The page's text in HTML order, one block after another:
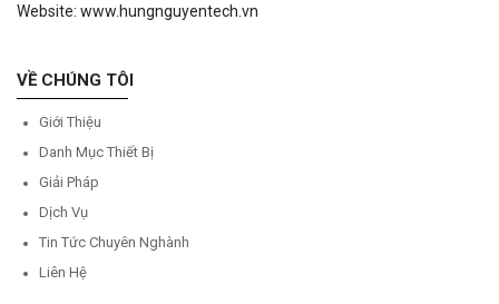
Website: www.hungnguyentech.vn
VỀ CHÚNG TÔI
Giới Thiệu
Danh Mục Thiết Bị
Giải Pháp
Dịch Vụ
Tin Tức Chuyên Nghành
Liên Hệ